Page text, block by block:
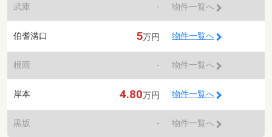
武庫 - 物件一覧へ
伯耆溝口 5万円 物件一覧へ
根雨 - 物件一覧へ
岸本 4.80万円 物件一覧へ
黒坂 - 物件一覧へ